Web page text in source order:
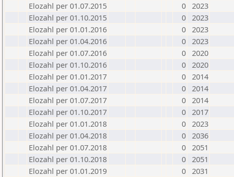
Elozahl per 01.07.2015
0 2023
Elozahl per 01.10.2015
0 2023
Elozahl per 01.01.2016
0 2023
Elozahl per 01.04.2016
0 2023
Elozahl per 01.07.2016
0 2020
Elozahl per 01.10.2016
0 2020
Elozahl per 01.01.2017
0 2014
Elozahl per 01.04.2017
0 2014
Elozahl per 01.07.2017
0 2014
Elozahl per 01.10.2017
0 2017
Elozahl per 01.01.2018
0 2023
Elozahl per 01.04.2018
0 2036
Elozahl per 01.07.2018
0 2051
Elozahl per 01.10.2018
0 2051
Elozahl per 01.01.2019
0 2031